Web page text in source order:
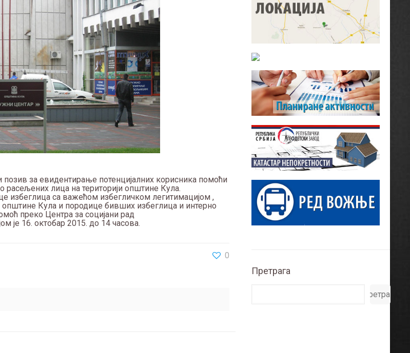
за евидентирање потенцијалних корисника помоћи
расељених лица на територији општине Кула.
избеглица са важећом избегличком легитимацијом ,
Кула и породице бивших избеглица и интерно
преко Центра за социјани рад
је 16. октобар 2015. до 14 часова.
0
Претрага
Претрага